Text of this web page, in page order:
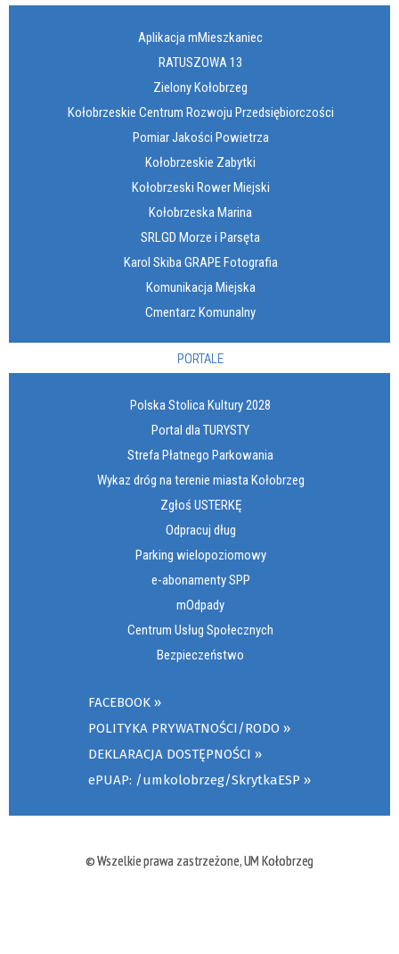
Aplikacja mMieszkaniec
RATUSZOWA 13
Zielony Kołobrzeg
Kołobrzeskie Centrum Rozwoju Przedsiębiorczości
Pomiar Jakości Powietrza
Kołobrzeskie Zabytki
Kołobrzeski Rower Miejski
Kołobrzeska Marina
SRLGD Morze i Parsęta
Karol Skiba GRAPE Fotografia
Komunikacja Miejska
Cmentarz Komunalny
PORTALE
Polska Stolica Kultury 2028
Portal dla TURYSTY
Strefa Płatnego Parkowania
Wykaz dróg na terenie miasta Kołobrzeg
Zgłoś USTERKĘ
Odpracuj dług
Parking wielopoziomowy
e-abonamenty SPP
mOdpady
Centrum Usług Społecznych
Bezpieczeństwo
FACEBOOK
POLITYKA PRYWATNOŚCI/RODO
DEKLARACJA DOSTĘPNOŚCI
ePUAP: /umkolobrzeg/SkrytkaESP
© Wszelkie prawa zastrzeżone, UM Kołobrzeg